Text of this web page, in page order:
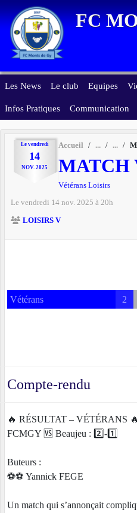
FC
Les News Le club Equipes
Infos Pratiques Communication
Le vendredi
14
NOV. 2025
Accueil
MATCH
Vétérans Loisirs
Le vendredi 14 nov. 2025 à 20h
LOISIRS V
Vétérans 2
Compte-rendu
🔥 RÉSULTAT – VÉTÉRANS 🔥
FCMGY 🆚 Beaujeu : 2️⃣-1️⃣
Buteurs :
⚽️⚽️ Yannick FEGE
Un match qui s’annonçait
Panneau de gestion des cookies